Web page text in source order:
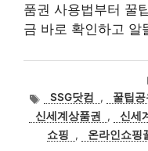
품권 사용법부터 꿀
금 바로 확인하고 알
태
그
SSG닷컴 , 꿀팁공
신세계상품권
, 신세
쇼핑
, 온라인쇼핑